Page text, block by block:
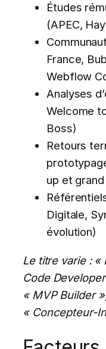
Études
(APEC,
France,
Webflow
Analyses
Welcome
Boss)
Retours
up et
Digitale,
évolution)
Le titre varie :
Code
« MVP Builder
« Concepteur-